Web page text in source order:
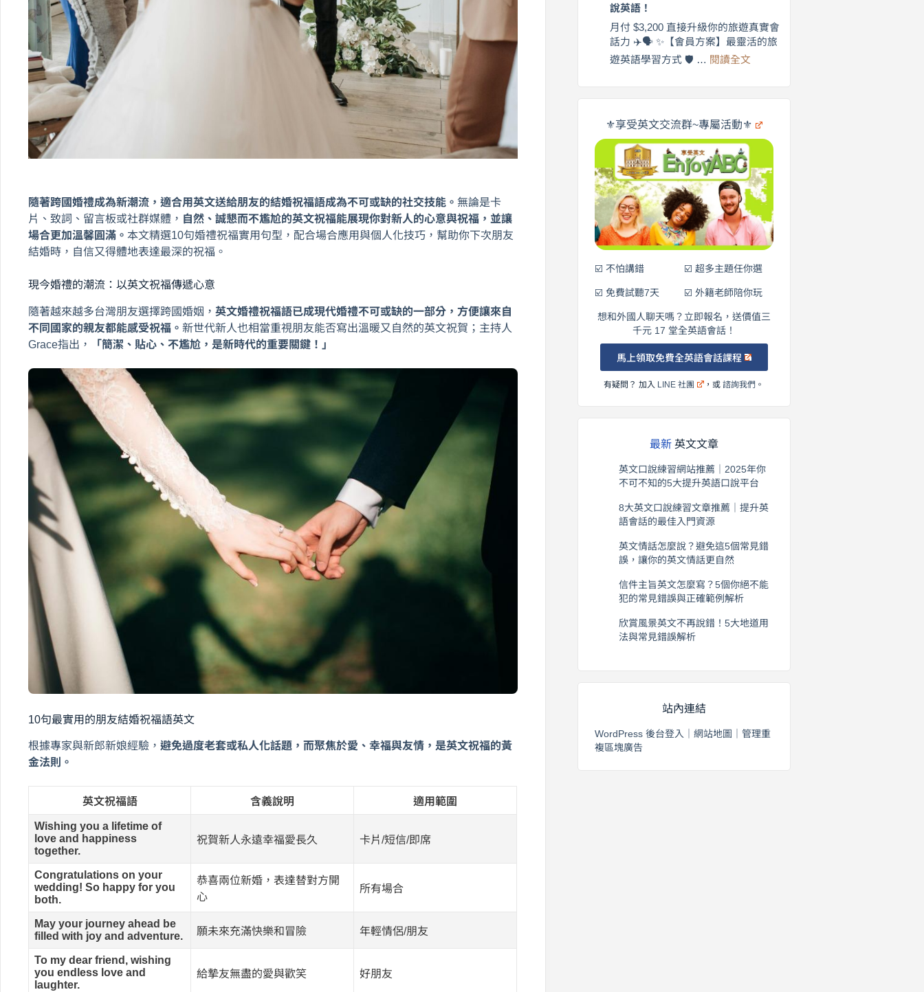
隨著跨國婚禮成為新潮流，適合用英文送給朋友的結婚祝福語成為不可或缺的社交技能。 無論是卡
片、致詞、留言板或社群媒體， 自然、誠懇而不尷尬的英文祝福能展現你對新人的心意與祝福，並讓
場合更加溫馨圓滿。 本文精選10句婚禮祝福實用句型，配合場合應用與個人化技巧，幫助你下次朋友
結婚時，自信又得體地表達最深的祝福。
現今婚禮的潮流：以英文祝福傳遞心意
隨著越來越多台灣朋友選擇跨國婚姻， 英文婚禮祝福語已成現代婚禮不可或缺的一部分，方便讓來自
不同國家的親友都能感受祝福。 新世代新人也相當重視朋友能否寫出溫暖又自然的英文祝賀；主持人
Grace指出，
「簡潔、貼心、不尷尬，是新時代的重要關鍵！」
10句最實用的朋友結婚祝福語英文
根據專家與新郎新娘經驗， 避免過度老套或私人化話題，而聚焦於愛、幸福與友情，是英文祝福的黃
金法則。
英文祝福語 含義說明 適用範圍
Wishing you a lifetime of
love and happiness
together.
祝賀新人永遠幸福愛長久 卡片/短信/即席
Congratulations on your
wedding! So happy for you
both.
恭喜兩位新婚，表達替對方開
心
所有場合
May your journey ahead be
filled with joy and adventure.
願未來充滿快樂和冒險 年輕情侶/朋友
To my dear friend, wishing
you endless love and
laughter.
給摯友無盡的愛與歡笑 好朋友
更
自
在
✨
劍
橋
×
享
英
旅
遊
口
說
營
說英語！
月付 $3,200 直接升級你的旅遊真實會
話力 ✈️🗣️ ✨【會員方案】最靈活的旅
遊英語學習方式 🛡️ … 閱讀全文
商
劍
×
EnjoyABC
0
元
開
始
說
英
語！
⚜️享受英文交流群~專屬活動⚜️
☑️ 不怕講錯
☑️ 免費試聽7天
☑️ 超多主題任你選
☑️ 外籍老師陪你玩
想和外國人聊天嗎？立即報名，送價值三
千元 17 堂全英語會話！
馬上領取免費全英語會話課程
有疑問？ 加入 LINE 社團 ，或諮詢我們 。
最新英文文章
英文口說練習網站推薦｜2025年你
不可不知的5大提升英語口說平台
8大英文口說練習文章推薦｜提升英
語會話的最佳入門資源
英文情話怎麼說？避免這5個常見錯
誤，讓你的英文情話更自然
信件主旨英文怎麼寫？5個你絕不能
犯的常見錯誤與正確範例解析
欣賞風景英文不再說錯！5大地道用
法與常見錯誤解析
站內連結
WordPress 後台登入 網站地圖
管理重
複區塊廣告